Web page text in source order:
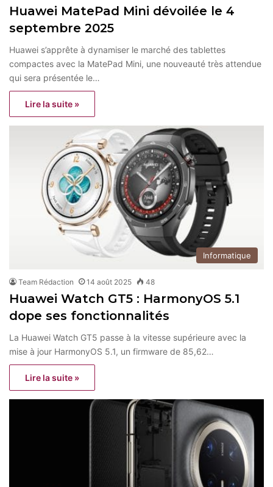
Huawei MatePad Mini dévoilée le 4
septembre 2025
Huawei s’apprête à dynamiser le marché des tablettes
compactes avec la MatePad Mini, une nouveauté très attendue
qui sera présentée le…
Lire la suite »
Informatique
Team Rédaction 14 août 2025 48
Huawei Watch GT5 : HarmonyOS 5.1
dope ses fonctionnalités
La Huawei Watch GT5 passe à la vitesse supérieure avec la
mise à jour HarmonyOS 5.1, un firmware de 85,62…
Lire la suite »